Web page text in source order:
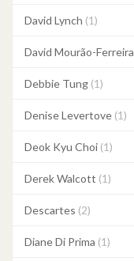
David Lynch (1)
David Mourão-Ferreira
Debbie Tung (1)
Denise Levertove (1)
Deok Kyu Choi (1)
Derek Walcott (1)
Descartes (2)
Diane Di Prima (1)